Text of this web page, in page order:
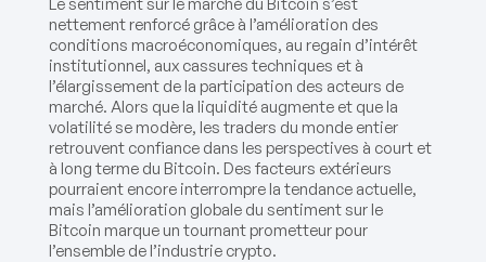
nettement renforcé grâce à l’amélioration des
conditions macroéconomiques, au regain d’intérêt
institutionnel, aux cassures techniques et à
l’élargissement de la participation des acteurs de
marché. Alors que la liquidité augmente et que la
volatilité se modère, les traders du monde entier
retrouvent confiance dans les perspectives à court et
à long terme du Bitcoin. Des facteurs extérieurs
pourraient encore interrompre la tendance actuelle,
mais l’amélioration globale du sentiment sur le
Bitcoin marque un tournant prometteur pour
l’ensemble de l’industrie crypto.